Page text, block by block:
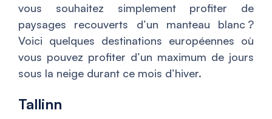
vous souhaitez simplement profiter de
paysages recouverts d’un manteau blanc ?
Voici quelques destinations européennes où
vous pouvez profiter d’un maximum de jours
sous la neige durant ce mois d’hiver.
Tallinn